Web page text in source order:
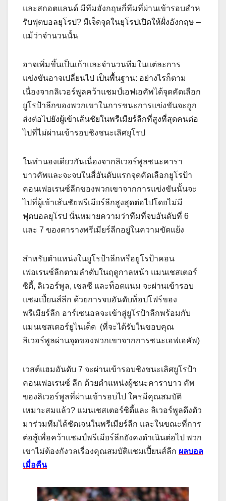
และสกอตแลนด์ มีทีมอังกฤษกี่ทีมที่ผ่านเข้ารอบสําห
รับฟุตบอลยุโรป? มีเจ็ดจุดในยุโรปเปิดให้ฝั่งอังกฤษ –
แม้ว่าจํานวนนั้น
อาจเพิ่มขึ้นเป็นเก้าและจํานวนทีมในแต่ละการ
แข่งขันอาจเปลี่ยนไป เป็นพื้นฐาน: อย่างไรก็ตาม
เนื่องจากลิเวอร์พูลคว้าแชมป์เอฟเอคัพได้จุดคัดเลือก
ยูโรป้าลีกของพวกเขาในการชนะการแข่งขันจะถูก
ส่งต่อไปยังผู้เข้าเส้นชัยในพรีเมียร์ลีกที่สูงที่สุดคนต่อ
ไปที่ไม่ผ่านเข้ารอบชิงชนะเลิศยุโรป
ในทํานองเดียวกันเนื่องจากลิเวอร์พูลชนะคารา
บาวคัพและจะจบในสี่อันดับแรกจุดคัดเลือกยูโรป้า
คอนเฟอเรนซ์ลีกของพวกเขาจากการแข่งขันนั้นจะ
ไปที่ผู้เข้าเส้นชัยพรีเมียร์ลีกสูงสุดต่อไปโดยไม่มี
ฟุตบอลยุโรป นั่นหมายความว่าทีมที่จบอันดับที่ 6
และ 7 ของตารางพรีเมียร์ลีกอยู่ในความขัดแย้ง
สําหรับตําแหน่งในยูโรป้าลีกหรือยูโรป้าคอน
เฟอเรนซ์ลีกตามลําดับในฤดูกาลหน้า แมนเชสเตอร์
ซิตี้, ลิเวอร์พูล, เชลซี และท็อตแนม จะผ่านเข้ารอบ
แชมเปี้ยนส์ลีก ด้วยการจบอันดับท็อปโฟร์ของ
พรีเมียร์ลีก อาร์เซนอลจะเข้าสู่ยูโรป้าลีกพร้อมกับ
แมนเชสเตอร์ยูไนเต็ด (ที่จะได้รับในขอบคุณ
ลิเวอร์พูลผ่านจุดของพวกเขาจากการชนะเอฟเอคัพ)
เวสต์แฮมอันดับ 7 จะผ่านเข้ารอบชิงชนะเลิศยูโรป้า
คอนเฟอเรนซ์ ลีก ด้วยตําแหน่งผู้ชนะคาราบาว คัพ
ของลิเวอร์พูลที่ผ่านเข้ารอบไป ใครมีคุณสมบัติ
เหมาะสมแล้ว? แมนเชสเตอร์ซิตี้และ ลิเวอร์พูลดึงตัว
มาร่วมทีมได้ชัดเจนในพรีเมียร์ลีก และในขณะที่การ
ต่อสู้เพื่อคว้าแชมป์พรีเมียร์ลีกยังคงดําเนินต่อไป พวก
เขาไม่ต้องกังวลเรื่องคุณสมบัติแชมเปี้ยนส์ลีก ผลบอล
เมื่อคืน